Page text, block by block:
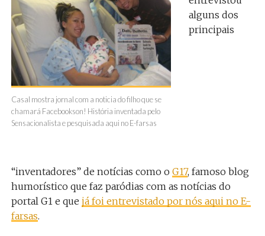
Casal mostra jornal com a noticia do filho que se
chamará Facebookson! História inventada pelo
Sensacionalista e pesquisada aqui no E-farsas
alguns dos
principais
“inventadores” de notícias como o G17, famoso blog
humorístico que faz paródias com as notícias do
portal G1 e que já foi entrevistado por nós aqui no E-
farsas.